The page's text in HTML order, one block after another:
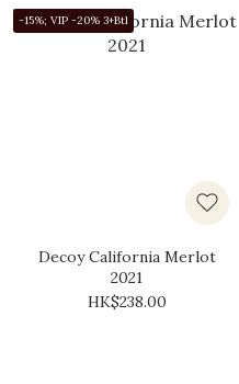
-15%; VIP -20% 3+Btl
Decoy California Merlot
2021
HK$238.00